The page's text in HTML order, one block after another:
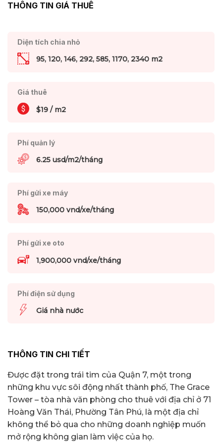
THÔNG TIN GIÁ THUÊ
Diện tích chia nhỏ
95, 120, 146, 292, 585, 1170, 2340 m2
Giá thuê
$19 / m2
Phí quản lý
6.25 usd/m2/tháng
Phí gửi xe máy
150,000 vnd/xe/tháng
Phí gửi xe oto
1,900,000 vnd/xe/tháng
Phí điện sử dụng
Giá nhà nước
THÔNG TIN CHI TIẾT
Được đặt trong trái tim của Quận 7, một trong
những khu vực sôi động nhất thành phố, The Grace
Tower – tòa nhà văn phòng cho thuê với địa chỉ ở 71
Hoàng Văn Thái, Phường Tân Phú, là một địa chỉ
không thể bỏ qua cho những doanh nghiệp muốn
mở rộng không gian làm việc của họ.